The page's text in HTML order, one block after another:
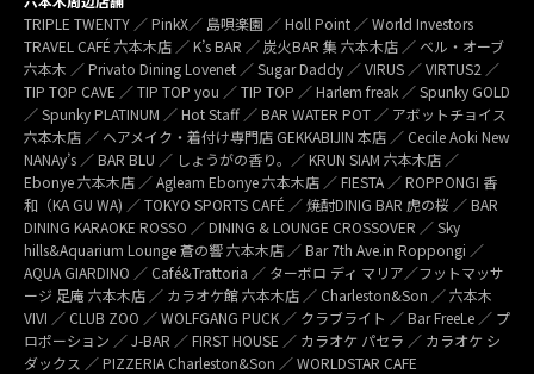
TRIPLE TWENTY ／ PinkX／ 島唄楽園 ／ Holl Point ／ World Investors
TRAVEL CAFÉ 六本木店 ／ K’s BAR ／ 炭火BAR 集 六本木店 ／ ベル・オーブ
六本木 ／ Privato Dining Lovenet ／ Sugar Daddy ／ VIRUS ／ VIRTUS2 ／
TIP TOP CAVE ／ TIP TOP you ／ TIP TOP ／ Harlem freak ／ Spunky GOLD
／ Spunky PLATINUM ／ Hot Staff ／ BAR WATER POT ／ アボットチョイス
六本木店 ／ ヘアメイク・着付け専門店 GEKKABIJIN 本店 ／ Cecile Aoki New
NANAy’s ／ BAR BLU ／ しょうがの香り。／ KRUN SIAM 六本木店 ／
Ebonye 六本木店 ／ Agleam Ebonye 六本木店 ／ FIESTA ／ ROPPONGI 香
和（KA GU WA) ／ TOKYO SPORTS CAFÉ ／ 焼酎DINIG BAR 虎の桜 ／ BAR
DINING KARAOKE ROSSO ／ DINING & LOUNGE CROSSOVER ／ Sky
hills&Aquarium Lounge 蒼の響 六本木店 ／ Bar 7th Ave.in Roppongi ／
AQUA GIARDINO ／ Café&Trattoria ／ ターボロ ディ マリア／フットマッサ
ージ 足庵 六本木店 ／ カラオケ館 六本木店 ／ Charleston&Son ／ 六本木
VIVI ／ CLUB ZOO ／ WOLFGANG PUCK ／ クラブライト ／ Bar FreeLe ／ プ
ロポーション ／ J-BAR ／ FIRST HOUSE ／ カラオケ パセラ ／ カラオケ シ
ダックス ／ PIZZERIA Charleston&Son ／ WORLDSTAR CAFE